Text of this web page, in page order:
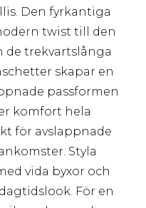
Den fyrkantiga
twist till den
de trekvartslånga
skapar en
passformen
komfort hela
för avslappnade
Styla
vida byxor och
För en